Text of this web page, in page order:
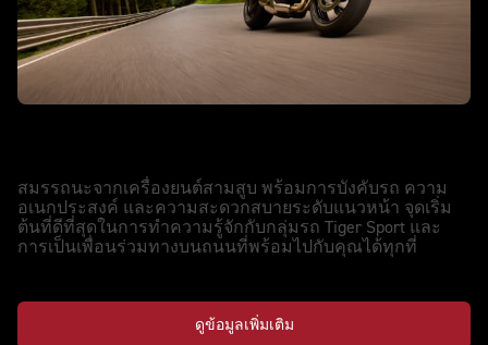
สมรรถนะจากเครื่องยนต์สามสูบ พร้อมการบังคับรถ ความ
อเนกประสงค์ และความสะดวกสบายระดับแนวหน้า จุดเริ่ม
ต้นที่ดีที่สุดในการทำความรู้จักกับกลุ่มรถ Tiger Sport และ
การเป็นเพื่อนร่วมทางบนถนนที่พร้อมไปกับคุณได้ทุกที่
ดูข้อมูลเพิ่มเติม